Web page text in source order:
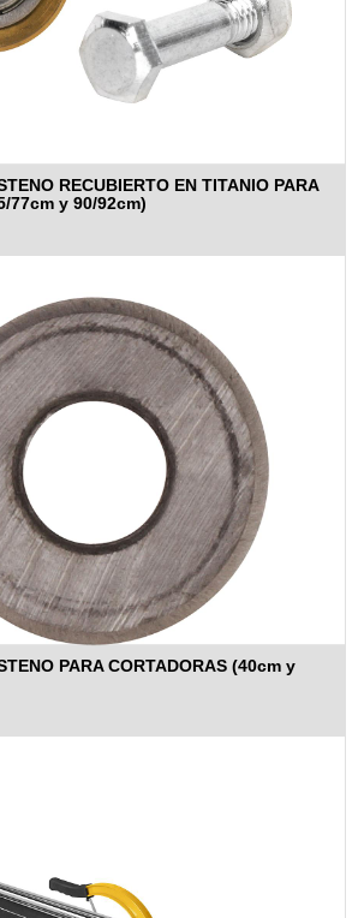
RECUBIERTO EN TITANIO PARA
77cm y 90/92cm)
PARA CORTADORAS (40cm y